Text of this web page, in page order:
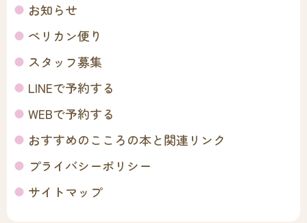
お知らせ
ペリカン便り
スタッフ募集
LINEで予約する
WEBで予約する
おすすめのこころの本と関連リンク
プライバシーポリシー
サイトマップ